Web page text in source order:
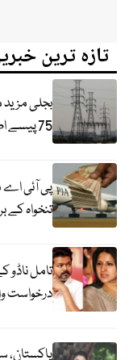
تازہ ترین
بجلی
75 پیسے اضافہ
پی آئی اے
تنخواہ کے
تامل ناڈو
درخواست
پاکستان،